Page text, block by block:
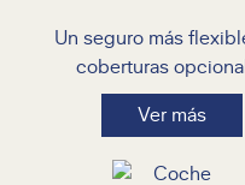
Un seguro más
coberturas
Ver más